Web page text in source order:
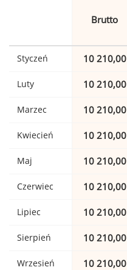
Brutto
Styczeń 10 210,00
Luty 10 210,00
Marzec 10 210,00
Kwiecień 10 210,00
Maj 10 210,00
Czerwiec 10 210,00
Lipiec 10 210,00
Sierpień 10 210,00
Wrzesień 10 210,00